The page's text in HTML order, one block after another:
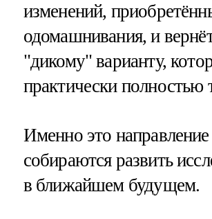
изменений,
одомашнивания, и
"дикому" варианту,
практически полностью
Именно это
собираются развить
в ближайшем будущем.